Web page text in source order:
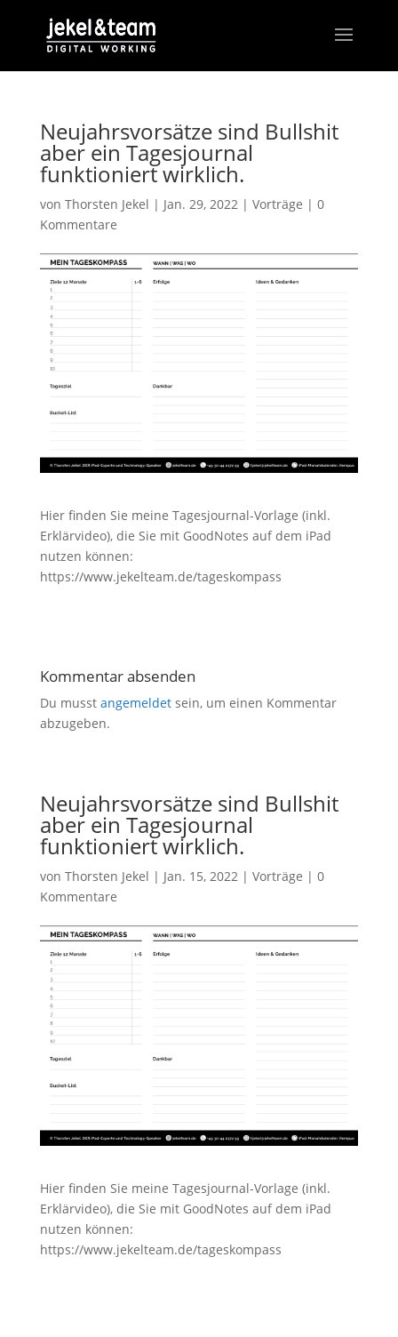
Neujahrsvorsätze sind Bullshit
aber ein Tagesjournal
funktioniert wirklich.
von Thorsten Jekel | Jan. 29, 2022| Vorträge | 0
Kommentare
Hier finden Sie meine Tagesjournal-Vorlage (inkl.
Erklärvideo), die Sie mit GoodNotes auf dem iPad
nutzen können:
https://www.jekelteam.de/tageskompass
Kommentar absenden
Du musst angemeldetsein, um einen Kommentar
abzugeben.
Neujahrsvorsätze sind Bullshit
aber ein Tagesjournal
funktioniert wirklich.
von Thorsten Jekel | Jan. 15, 2022| Vorträge | 0
Kommentare
Hier finden Sie meine Tagesjournal-Vorlage (inkl.
Erklärvideo), die Sie mit GoodNotes auf dem iPad
nutzen können:
https://www.jekelteam.de/tageskompass